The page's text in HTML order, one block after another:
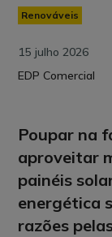
Renováveis
15 julho 2026
EDP Comercial
Poupar na
aproveitar
painéis
energética
razões